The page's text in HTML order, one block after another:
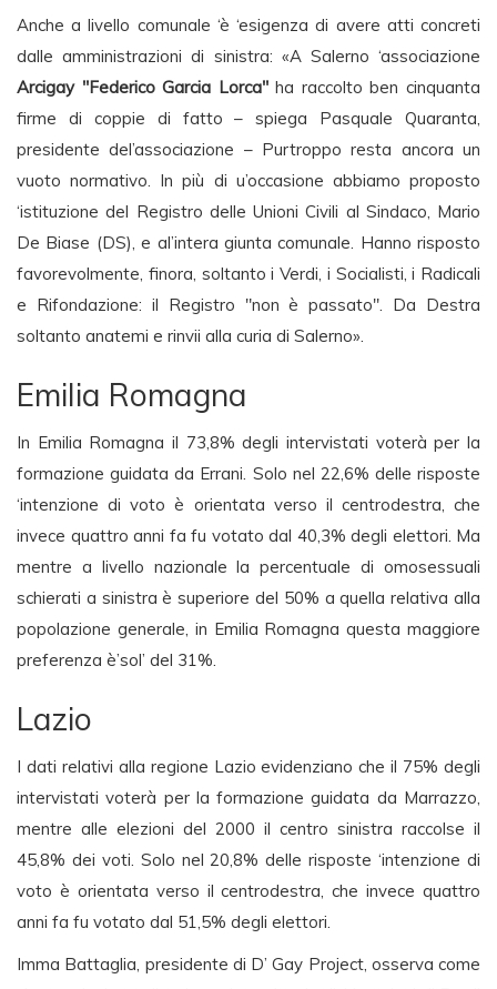
Anche a livello comunale ‘è ‘esigenza di avere atti concreti
dalle amministrazioni di sinistra: «A Salerno ‘associazione
Arcigay "Federico Garcia Lorca"ha raccolto ben cinquanta
firme di coppie di fatto – spiega Pasquale Quaranta,
presidente del’associazione – Purtroppo resta ancora un
vuoto normativo. In più di u’occasione abbiamo proposto
‘istituzione del Registro delle Unioni Civili al Sindaco, Mario
De Biase (DS), e al’intera giunta comunale. Hanno risposto
favorevolmente, finora, soltanto i Verdi, i Socialisti, i Radicali
e Rifondazione: il Registro "non è passato". Da Destra
soltanto anatemi e rinvii alla curia di Salerno».
Emilia Romagna
In Emilia Romagna il 73,8% degli intervistati voterà per la
formazione guidata da Errani. Solo nel 22,6% delle risposte
‘intenzione di voto è orientata verso il centrodestra, che
invece quattro anni fa fu votato dal 40,3% degli elettori. Ma
mentre a livello nazionale la percentuale di omosessuali
schierati a sinistra è superiore del 50% a quella relativa alla
popolazione generale, in Emilia Romagna questa maggiore
preferenza è’sol’ del 31%.
Lazio
I dati relativi alla regione Lazio evidenziano che il 75% degli
intervistati voterà per la formazione guidata da Marrazzo,
mentre alle elezioni del 2000 il centro sinistra raccolse il
45,8% dei voti. Solo nel 20,8% delle risposte ‘intenzione di
voto è orientata verso il centrodestra, che invece quattro
anni fa fu votato dal 51,5% degli elettori.
Imma Battaglia, presidente di D’ Gay Project, osserva come